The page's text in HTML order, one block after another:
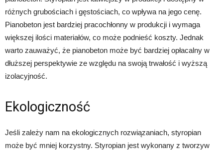
różnych grubościach i gęstościach, co wpływa na jego cenę.
Pianobeton jest bardziej pracochłonny w produkcji i wymaga
większej ilości materiałów, co może podnieść koszty. Jednak
warto zauważyć, że pianobeton może być bardziej opłacalny w
dłuższej perspektywie ze względu na swoją trwałość i wyższą
izolacyjność.
Ekologiczność
Jeśli zależy nam na ekologicznych rozwiązaniach, styropian
może być mniej korzystny. Styropian jest wykonany z tworzyw